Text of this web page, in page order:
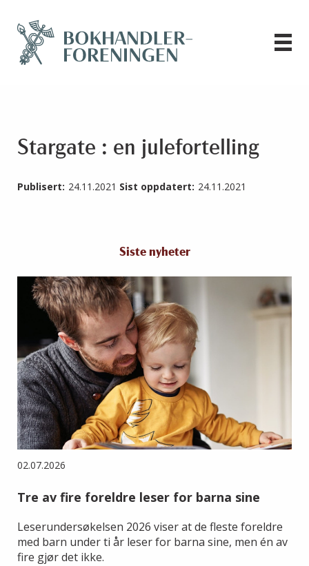
Stargate : en julefortelling
Publisert: 24.11.2021 Sist oppdatert: 24.11.2021
Siste nyheter
02.07.2026
Tre av fire foreldre leser for barna sine
Leserundersøkelsen 2026 viser at de fleste foreldre
med barn under ti år leser for barna sine, men én av
fire gjør det ikke.